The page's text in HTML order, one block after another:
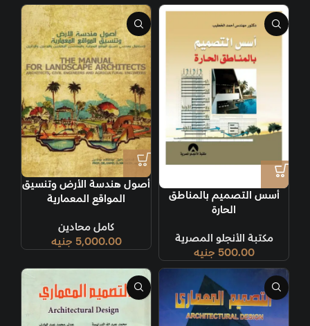
أسس التصميم بالمناطق
الحارة
مكتبة الأنجلو المصرية
500.00 جنيه
أصول هندسة الأرض وتنسيق
المواقع المعمارية
كامل محادين
5,000.00 جنيه